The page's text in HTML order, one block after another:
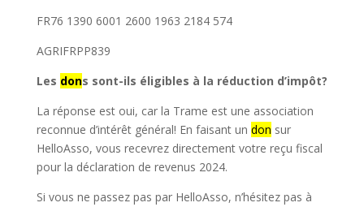
FR76 1390 6001 2600 1963 2184 574
AGRIFRPP839
Les dons sont-ils éligibles à la réduction d’impôt?
La réponse est oui, car la Trame est une association
reconnue d’intérêt général! En faisant un don sur
HelloAsso, vous recevrez directement votre reçu fiscal
pour la déclaration de revenus 2024.
Si vous ne passez pas par HelloAsso, n’hésitez pas à